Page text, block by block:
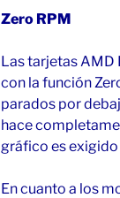
Zero RPM
Las tarjetas AMD
con la función
parados por
hace
gráfico es exigido
En cuanto a los